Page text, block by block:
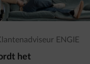
ENGIE
het